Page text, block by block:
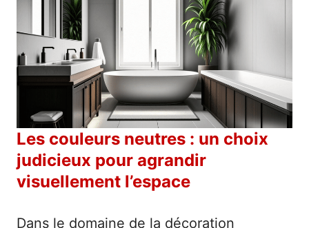
Les couleurs neutres : un choix
judicieux pour agrandir
visuellement l’espace
Dans le domaine de la décoration